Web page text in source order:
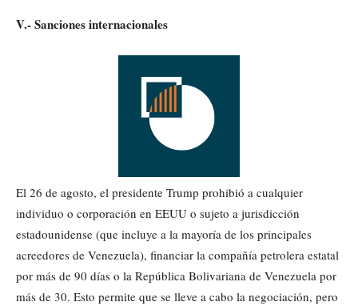
V.- Sanciones internacionales
El 26 de agosto, el presidente Trump prohibió a cualquier
individuo o corporación en EEUU o sujeto a jurisdicción
estadounidense (que incluye a la mayoría de los principales
acreedores de Venezuela), financiar la compañía petrolera estatal
por más de 90 días o la República Bolivariana de Venezuela por
más de 30. Esto permite que se lleve a cabo la negociación, pero